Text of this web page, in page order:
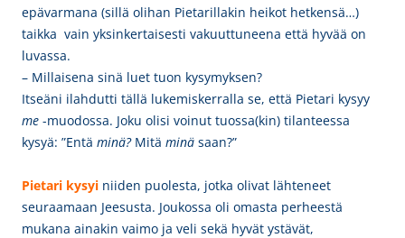
epävarmana (sillä olihan Pietarillakin heikot hetkensä…)
taikka vain yksinkertaisesti vakuuttuneena että hyvää on
luvassa.
– Millaisena sinä luet tuon kysymyksen?
Itseäni ilahdutti tällä lukemiskerralla se, että Pietari kysyy
me -muodossa. Joku olisi voinut tuossa(kin) tilanteessa
kysyä: ”Entä minä?Mitä minä saan?”
Pietari kysyi niiden puolesta, jotka olivat lähteneet
seuraamaan Jeesusta. Joukossa oli omasta perheestä
mukana ainakin vaimo ja veli sekä hyvät ystävät,